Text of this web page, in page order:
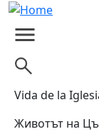
Skip to main
Vida de la
Животът на